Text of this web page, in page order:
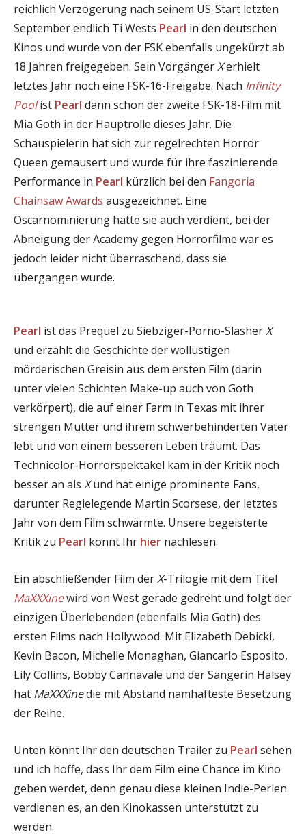
reichlich Verzögerung nach seinem US-Start letzten
September endlich Ti Wests Pearl in den deutschen
Kinos und wurde von der FSK ebenfalls ungekürzt ab
18 Jahren freigegeben. Sein VorgängerXerhielt
letztes Jahr noch eine FSK-16-Freigabe. Nach Infinity
Poolist Pearl dann schon der zweite FSK-18-Film mit
Mia Goth in der Hauptrolle dieses Jahr. Die
Schauspielerin hat sich zur regelrechten Horror
Queen gemausert und wurde für ihre faszinierende
Performance in Pearl kürzlich bei den Fangoria
Chainsaw Awards ausgezeichnet. Eine
Oscarnominierung hätte sie auch verdient, bei der
Abneigung der Academy gegen Horrorfilme war es
jedoch leider nicht überraschend, dass sie
übergangen wurde.
Pearl ist das Prequel zu Siebziger-Porno-SlasherX
und erzählt die Geschichte der wollustigen
mörderischen Greisin aus dem ersten Film (darin
unter vielen Schichten Make-up auch von Goth
verkörpert), die auf einer Farm in Texas mit ihrer
strengen Mutter und ihrem schwerbehinderten Vater
lebt und von einem besseren Leben träumt. Das
Technicolor-Horrorspektakel kam in der Kritik noch
besser an als Xund hat einige prominente Fans,
darunter Regielegende Martin Scorsese, der letztes
Jahr von dem Film schwärmte. Unsere begeisterte
Kritik zu Pearl könnt Ihr hier nachlesen.
Ein abschließender Film derX-Trilogie mit dem Titel
MaXXXinewird von West gerade gedreht und folgt der
einzigen Überlebenden (ebenfalls Mia Goth) des
ersten Films nach Hollywood. Mit Elizabeth Debicki,
Kevin Bacon, Michelle Monaghan, Giancarlo Esposito,
Lily Collins, Bobby Cannavale und der Sängerin Halsey
hat MaXXXinedie mit Abstand namhafteste Besetzung
der Reihe.
Unten könnt Ihr den deutschen Trailer zu Pearl sehen
und ich hoffe, dass Ihr dem Film eine Chance im Kino
geben werdet, denn genau diese kleinen Indie-Perlen
verdienen es, an den Kinokassen unterstützt zu
werden.